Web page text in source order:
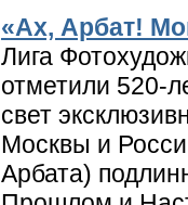
«Ах, Арбат!
Лига
отметили 520-
свет
Москвы и
Арбата)